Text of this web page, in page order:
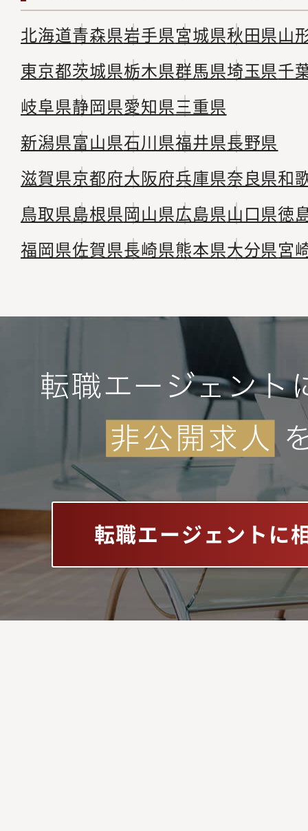
北海道青森県岩手県宮城県秋田県山
東京都茨城県栃木県群馬県埼玉県千
岐阜県静岡県愛知県三重県
新潟県富山県石川県福井県長野県
滋賀県京都府大阪府兵庫県奈良県和
鳥取県島根県岡山県広島県山口県徳
福岡県佐賀県長崎県熊本県大分県宮
転職エージェントに